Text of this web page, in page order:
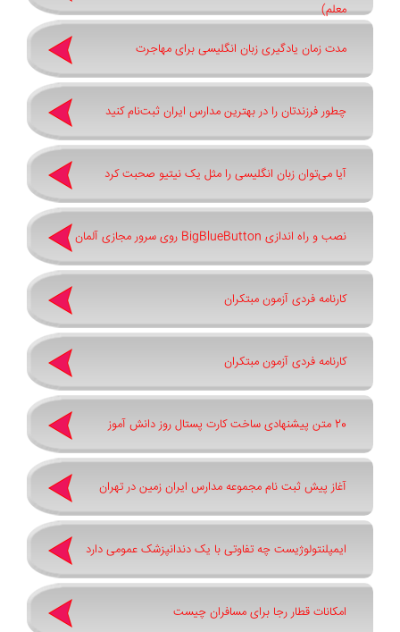
معلم)
مدت زمان یادگیری زبان انگلیسی برای مهاجرت
چطور فرزندتان را در بهترین مدارس ایران ثبت‌نام کنید
آیا می‌توان زبان انگلیسی را مثل یک نیتیو صحبت کرد
نصب و راه اندازی BigBlueButton روی سرور مجازی آلمان
کارنامه فردی آزمون مبتکران
کارنامه فردی آزمون مبتکران
20 متن پیشنهادی ساخت کارت پستال روز دانش آموز
آغاز پیش ثبت‌ نام مجموعه مدارس ایران زمین در تهران
ایمپلنتولوژیست چه تفاوتی با یک دندانپزشک عمومی دارد
امکانات قطار رجا برای مسافران چیست